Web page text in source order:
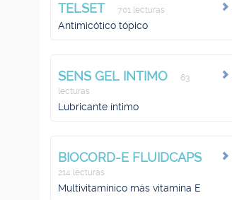
TELSET 701 lecturas
Antimicótico tópico
SENS GEL INTIMO
63
lecturas
Lubricante íntimo
BIOCORD-E FLUIDCAPS
214 lecturas
Multivitamínico más vitamina E